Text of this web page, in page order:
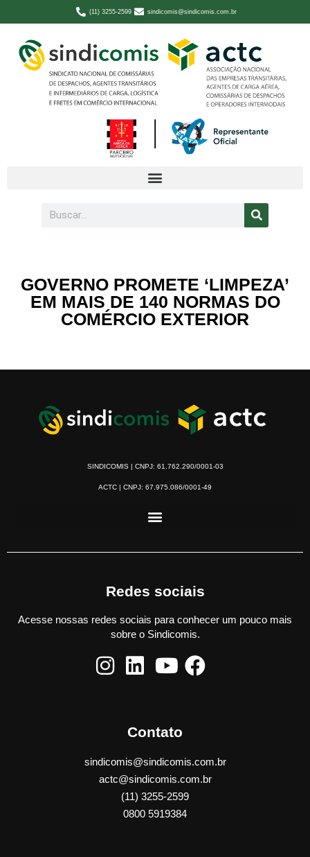
(11) 3255-2599 sindicomis@sindicomis.com.br
GOVERNO PROMETE ‘LIMPEZA’
EM MAIS DE 140 NORMAS DO
COMÉRCIO EXTERIOR
SINDICOMIS | CNPJ: 61.762.290/0001-03
ACTC | CNPJ: 67.975.086/0001-49
Redes sociais
Acesse nossas redes sociais para conhecer um pouco mais
sobre o Sindicomis.
Contato
sindicomis@sindicomis.com.br
actc@sindicomis.com.br
(11) 3255-2599
0800 5919384